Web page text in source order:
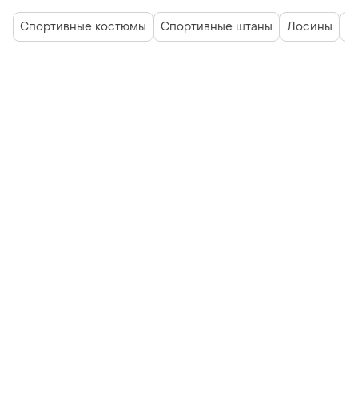
Спортивные костюмы Спортивные штаны Лосины